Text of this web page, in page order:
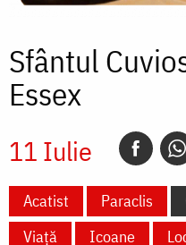
Sfântul
Essex
11 Iulie
Acatist Paraclis
Viață
Icoane